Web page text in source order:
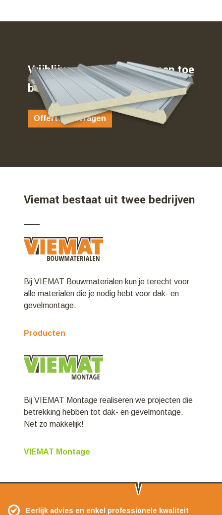
Vrijblijvend weten waar u aan toe
bent…
Offerte aanvragen
Viemat bestaat uit twee bedrijven
Bij VIEMAT Bouwmaterialen kun je terecht voor
alle materialen die je nodig hebt voor dak- en
gevelmontage.
Producten
Bij VIEMAT Montage realiseren we projecten die
betrekking hebben tot dak- en gevelmontage.
Net zo makkelijk!
VIEMAT Montage
Eerlijk advies en enkel professionele kwaliteit